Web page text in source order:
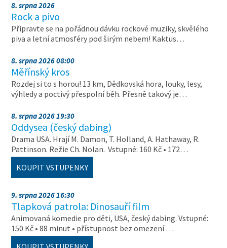
8. srpna 2026
Rock a pivo
Připravte se na pořádnou dávku rockové muziky, skvělého
piva a letní atmosféry pod širým nebem! Kaktus…
8. srpna 2026 08:00
Měřínský kros
Rozdej si to s horou! 13 km, Dědkovská hora, louky, lesy,
výhledy a poctivý přespolní běh. Přesně takový je…
8. srpna 2026 19:30
Oddysea (český dabing)
Drama USA. Hrají M. Damon, T. Holland, A. Hathaway, R.
Pattinson. Režie Ch. Nolan. Vstupné: 160 Kč • 172…
KOUPIT VSTUPENKY
9. srpna 2026 16:30
Tlapková patrola: Dinosauří film
Animovaná komedie pro děti, USA, český dabing. Vstupné:
150 Kč • 88 minut • přístupnost bez omezení …